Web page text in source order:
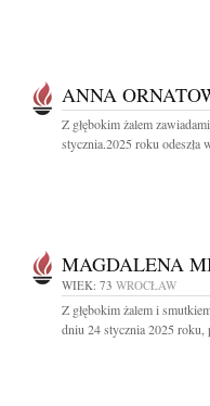
ANNA
Z głębokim żalem
stycznia.2025 roku odeszła
MAGDALENA
WIEK: 73 WROCŁAW
Z głębokim żalem i
dniu 24 stycznia 2025 roku,